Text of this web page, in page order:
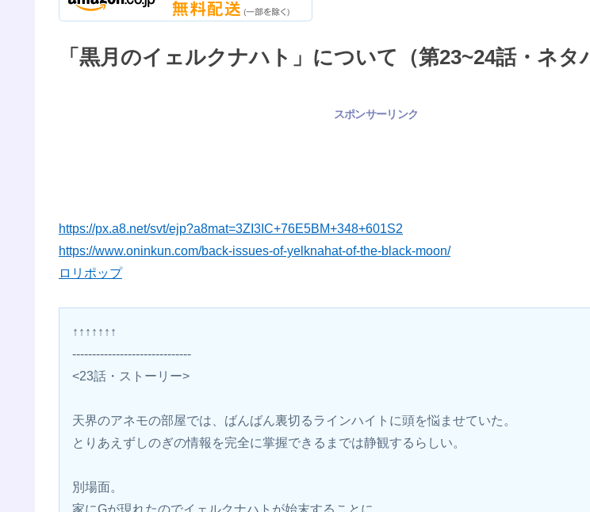
「黒月のイェルクナハト」について（第23~24話・ネタ
スポンサーリンク
https://px.a8.net/svt/ejp?a8mat=3ZI3IC+76E5BM+348+601S2
https://www.oninkun.com/back-issues-of-yelknahat-of-the-black-moon/
ロリポップ
↑↑↑↑↑↑↑
------------------------------
<23話・ストーリー>
天界のアネモの部屋では、ばんばん裏切るラインハイトに頭を悩ませていた。
とりあえずしのぎの情報を完全に掌握できるまでは静観するらしい。
別場面。